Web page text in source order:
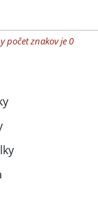
počet znakov je0